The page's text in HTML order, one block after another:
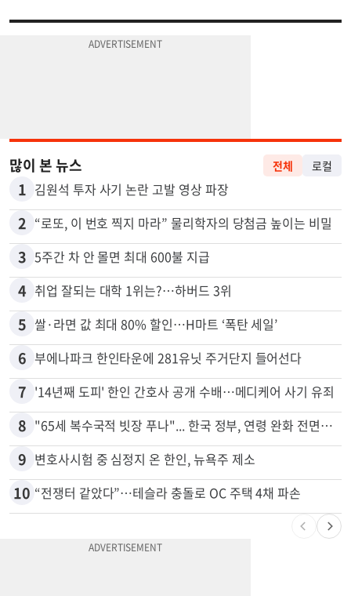
많이 본 뉴스 전체 로컬
1 김원석 투자 사기 논란 고발 영상 파장
2 “로또, 이 번호 찍지 마라” 물리학자의 당첨금 높이는 비밀
3 5주간 차 안 몰면 최대 600불 지급
4 취업 잘되는 대학 1위는?…하버드 3위
5 쌀·라면 값 최대 80% 할인…H마트 ‘폭탄 세일’
6 부에나파크 한인타운에 281유닛 주거단지 들어선다
7 '14년째 도피' 한인 간호사 공개 수배…메디케어 사기 유죄
8 "65세 복수국적 빗장 푸나"... 한국 정부, 연령 완화 전면 추진
9 변호사시험 중 심정지 온 한인, 뉴욕주 제소
10 “전쟁터 같았다”…테슬라 충돌로 OC 주택 4채 파손